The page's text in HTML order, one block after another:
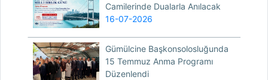
Camilerinde Dualarla Anılacak
16-07-2026
Gümülcine Başkonsolosluğunda
15 Temmuz Anma Programı
Düzenlendi